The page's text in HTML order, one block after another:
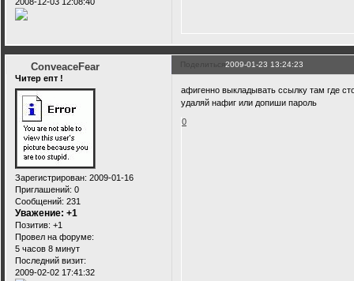
Поделиться2009-01-23 13:24:23
ConveaceFear
Читер епт !
Зарегистрирован: 2009-01-16
Приглашений: 0
Сообщений: 231
Уважение: +1
Позитив: +1
Провел на форуме:
5 часов 8 минут
Последний визит:
2009-02-02 17:41:32
афигенно выкладывать ссылку там где
удаляй нафиг или допиши пароль
0